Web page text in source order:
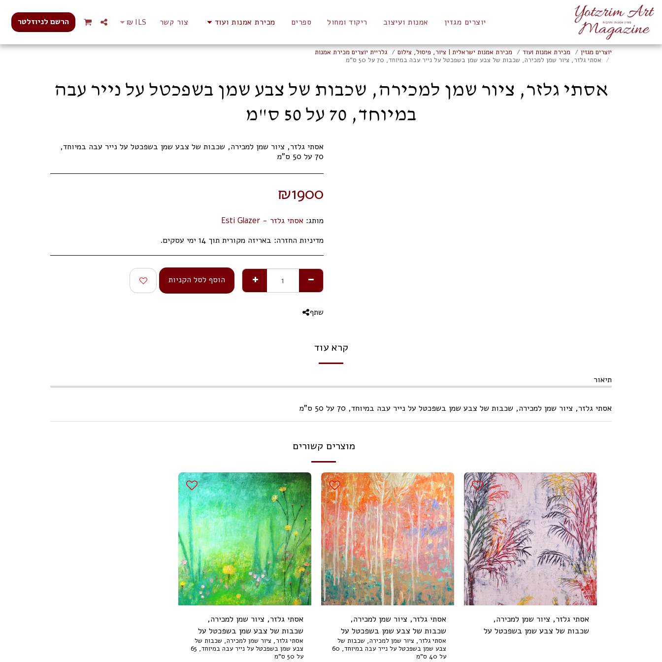
יוצרים מגזין אמנות ועיצוב ריקוד ומחול ספרים מכירת אמנות ועוד צור קשר ILS
₪ הרשם לניוזלטר
יוצרים מגזין מכירת אמנות ועוד מכירת אמנות ישראלית | ציור, פיסול, צילום
גלריית יוצרים מכירת אמנות
אסתי גלזר, ציור שמן למכירה, שכבות של צבע שמן בשפכטל על נייר עבה במיוחד, 70 על 50 ס"מ
אסתי גלזר, ציור שמן למכירה, שכבות של צבע שמן בשפכטל על נייר עבה
במיוחד, 70 על 50 ס"מ
אסתי גלזר, ציור שמן למכירה, שכבות של צבע שמן בשפכטל על נייר עבה במיוחד,
70 על 50 ס"מ
₪1900
מותג: אסתי גלזר - Esti Glazer
מדיניות החזרה: באריזה מקורית תוך 14 ימי עסקים.
הוסף לסל הקניות
שתף
קרא עוד
תיאור
אסתי גלזר, ציור שמן למכירה, שכבות של צבע שמן בשפכטל על נייר עבה במיוחד, 70 על 50 ס"מ
מוצרים קשורים
אסתי גלזר, ציור שמן למכירה,
שכבות של צבע שמן בשפכטל על
אסתי גלזר, ציור שמן למכירה,
שכבות של צבע שמן בשפכטל על
נייר עבה במיוחד, 60 על 40 ס"מ
אסתי גלזר, ציור שמן למכירה, שכבות של
צבע שמן בשפכטל על נייר עבה במיוחד, 60
על 40 ס"מ
אסתי גלזר, ציור שמן למכירה,
שכבות של צבע שמן בשפכטל על
נייר עבה במיוחד, 65 על 50 ס"מ
אסתי גלזר, ציור שמן למכירה, שכבות של
צבע שמן בשפכטל על נייר עבה במיוחד, 65
על 50 ס"מ